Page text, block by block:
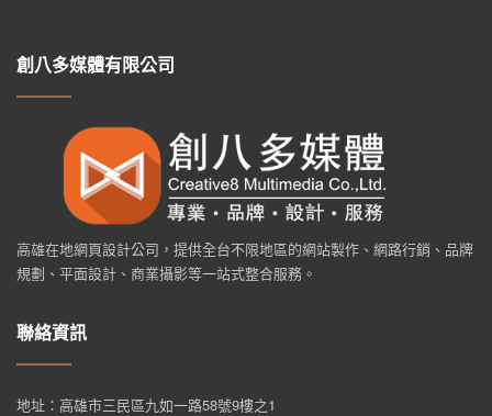
創八多媒體有限公司
高雄在地網頁設計公司，提供全台不限地區的網站製作、網路行銷、品牌
規劃、平面設計、商業攝影等一站式整合服務。
聯絡資訊
地址： 高雄市三民區九如一路58號9樓之1